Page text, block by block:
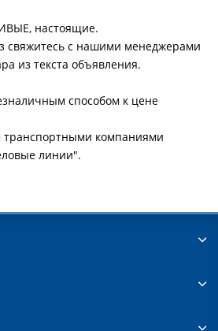
настоящие.
свяжитесь с нашими менеджерами
из текста объявления.
способом к цене
транспортными компаниями
линии".